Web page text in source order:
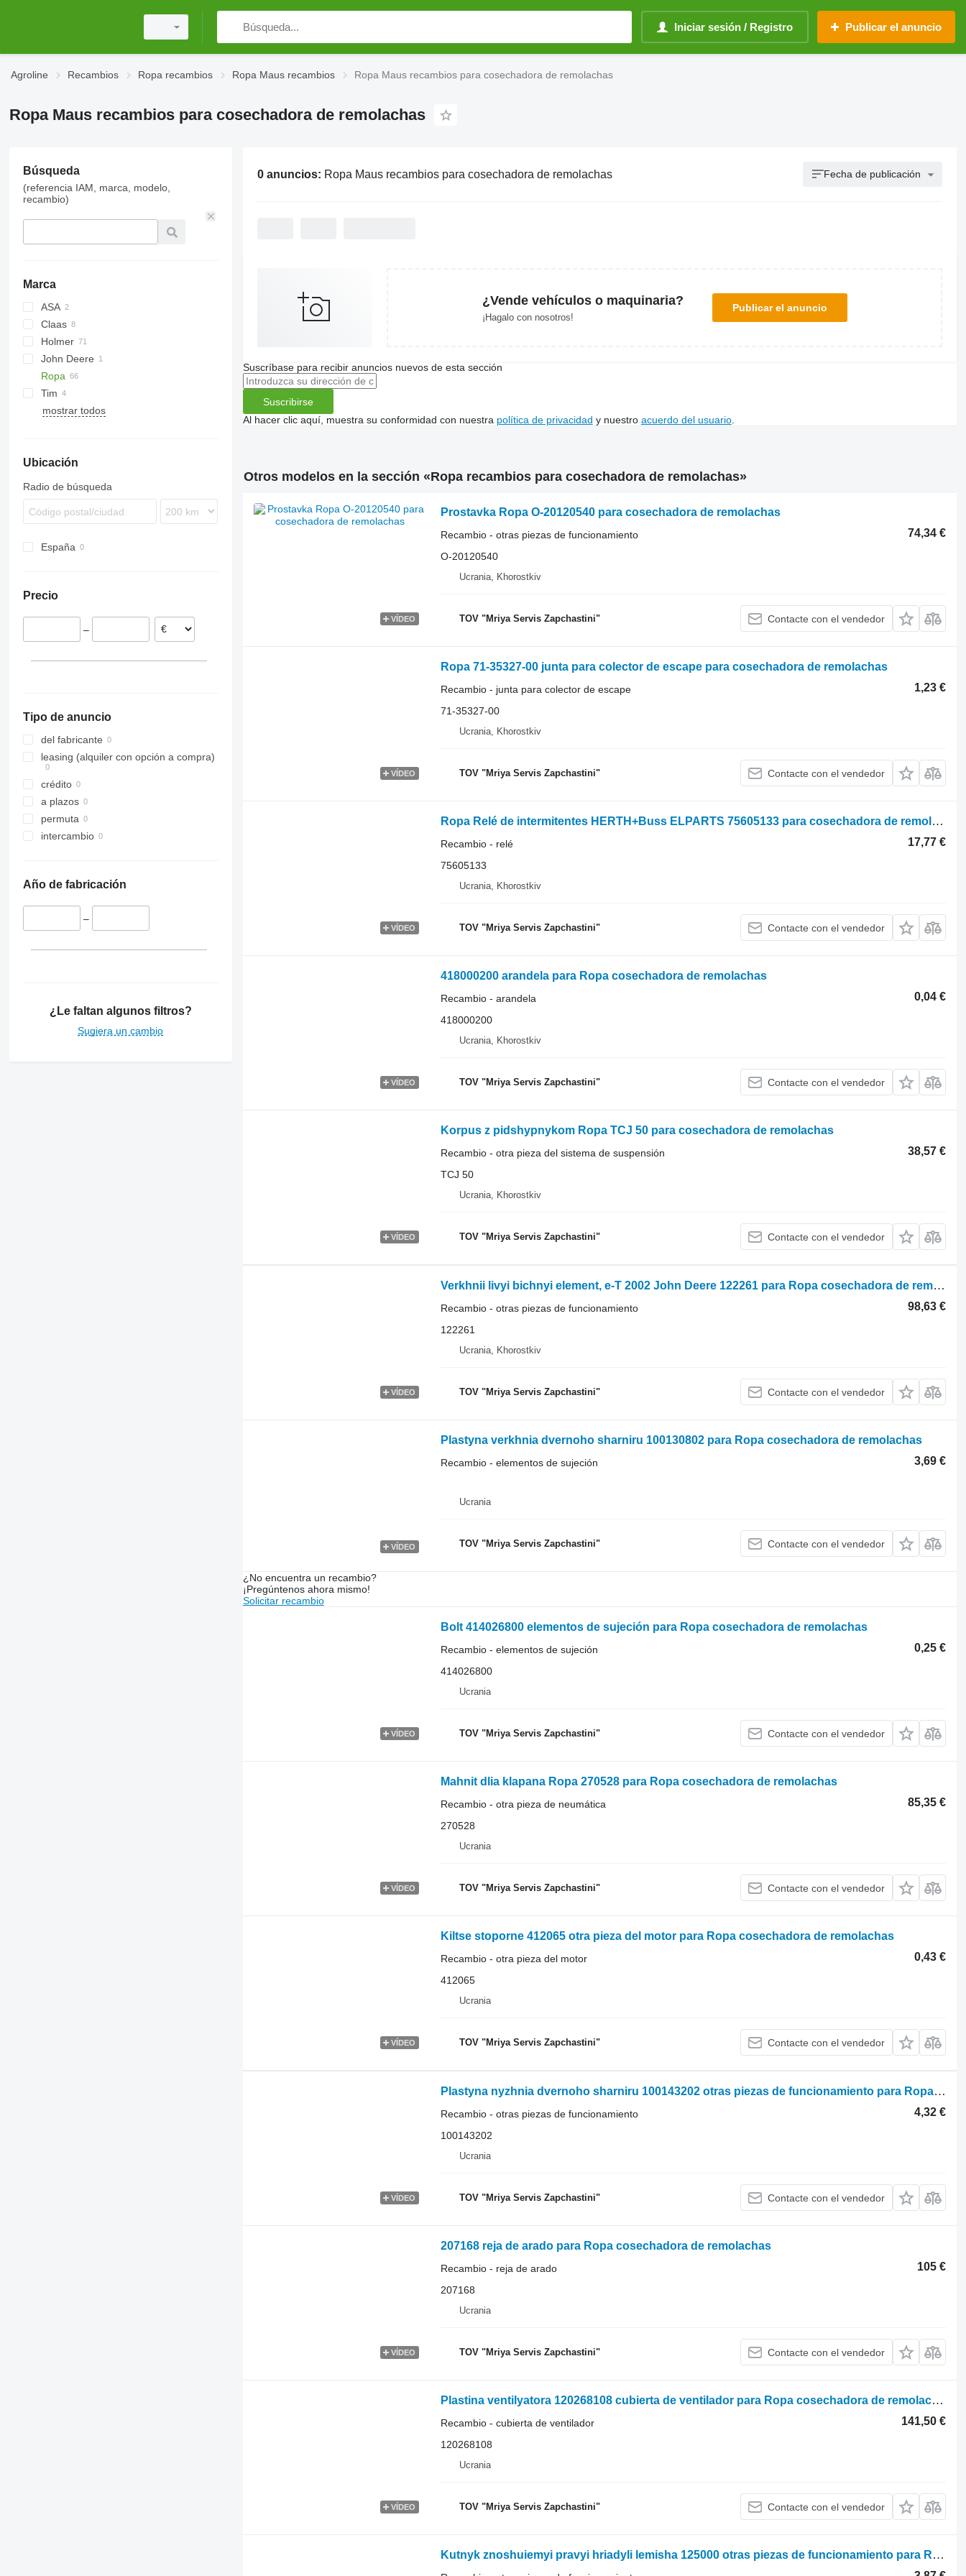
Iniciar sesión / Registro Publicar el anuncio
Agroline Recambios Ropa recambios Ropa Maus recambios Ropa Maus recambios para cosechadora de remolachas
Ropa Maus recambios para cosechadora de remolachas
Búsqueda
(referencia IAM, marca, modelo,
recambio)
Marca
ASA
Claas
Jaguar
Holmer
Terra
John Deere
Ropa
Maus
Tim
mostrar todos
Ubicación
Radio de búsqueda
España
Precio
–
Tipo de anuncio
del fabricante
leasing (alquiler con opción a compra)
crédito
a plazos
permuta
intercambio
Año de fabricación
–
¿Le faltan algunos filtros?
Sugiera un cambio
0 anuncios: Ropa Maus recambios para cosechadora de remolachas Fecha de publicación
¿Vende vehículos o maquinaria?
¡Hagalo con nosotros!
Publicar el anuncio
Suscríbase para recibir anuncios nuevos de esta sección
Suscribirse
Al hacer clic aquí, muestra su conformidad con nuestra política de privacidad y nuestro acuerdo del usuario.
Otros modelos en la sección «Ropa recambios para cosechadora de remolachas»
VÍDEO
Prostavka Ropa O-20120540 para cosechadora de remolachas
74,34 €
Recambio - otras piezas de funcionamiento
O-20120540
Ucrania, Khorostkiv
TOV "Mriya Servis Zapchastini" Contacte con el vendedor
VÍDEO
Ropa 71-35327-00 junta para colector de escape para cosechadora de remolachas
1,23 €
Recambio - junta para colector de escape
71-35327-00
Ucrania, Khorostkiv
TOV "Mriya Servis Zapchastini" Contacte con el vendedor
VÍDEO
Ropa Relé de intermitentes HERTH+Buss ELPARTS 75605133 para cosechadora de remolachas
17,77 €
Recambio - relé
75605133
Ucrania, Khorostkiv
TOV "Mriya Servis Zapchastini" Contacte con el vendedor
VÍDEO
418000200 arandela para Ropa cosechadora de remolachas
0,04 €
Recambio - arandela
418000200
Ucrania, Khorostkiv
TOV "Mriya Servis Zapchastini" Contacte con el vendedor
VÍDEO
Korpus z pidshypnykom Ropa TCJ 50 para cosechadora de remolachas
38,57 €
Recambio - otra pieza del sistema de suspensión
TCJ 50
Ucrania, Khorostkiv
TOV "Mriya Servis Zapchastini" Contacte con el vendedor
VÍDEO
Verkhnii livyi bichnyi element, e-T 2002 John Deere 122261 para Ropa cosechadora de remolachas
98,63 €
Recambio - otras piezas de funcionamiento
122261
Ucrania, Khorostkiv
TOV "Mriya Servis Zapchastini" Contacte con el vendedor
VÍDEO
Plastyna verkhnia dvernoho sharniru 100130802 para Ropa cosechadora de remolachas
3,69 €
Recambio - elementos de sujeción
Ucrania
TOV "Mriya Servis Zapchastini" Contacte con el vendedor
¿No encuentra un recambio?
¡Pregúntenos ahora mismo!
Solicitar recambio
VÍDEO
Bolt 414026800 elementos de sujeción para Ropa cosechadora de remolachas
0,25 €
Recambio - elementos de sujeción
414026800
Ucrania
TOV "Mriya Servis Zapchastini" Contacte con el vendedor
VÍDEO
Mahnit dlia klapana Ropa 270528 para Ropa cosechadora de remolachas
85,35 €
Recambio - otra pieza de neumática
270528
Ucrania
TOV "Mriya Servis Zapchastini" Contacte con el vendedor
VÍDEO
Kiltse stoporne 412065 otra pieza del motor para Ropa cosechadora de remolachas
0,43 €
Recambio - otra pieza del motor
412065
Ucrania
TOV "Mriya Servis Zapchastini" Contacte con el vendedor
VÍDEO
Plastyna nyzhnia dvernoho sharniru 100143202 otras piezas de funcionamiento para Ropa cosechadora de remolachas
4,32 €
Recambio - otras piezas de funcionamiento
100143202
Ucrania
TOV "Mriya Servis Zapchastini" Contacte con el vendedor
VÍDEO
207168 reja de arado para Ropa cosechadora de remolachas
105 €
Recambio - reja de arado
207168
Ucrania
TOV "Mriya Servis Zapchastini" Contacte con el vendedor
VÍDEO
Plastina ventilyatora 120268108 cubierta de ventilador para Ropa cosechadora de remolachas
141,50 €
Recambio - cubierta de ventilador
120268108
Ucrania
TOV "Mriya Servis Zapchastini" Contacte con el vendedor
Kutnyk znoshuiemyi pravyi hriadyli lemisha 125000 otras piezas de funcionamiento para Ropa cosechadora de remolachas